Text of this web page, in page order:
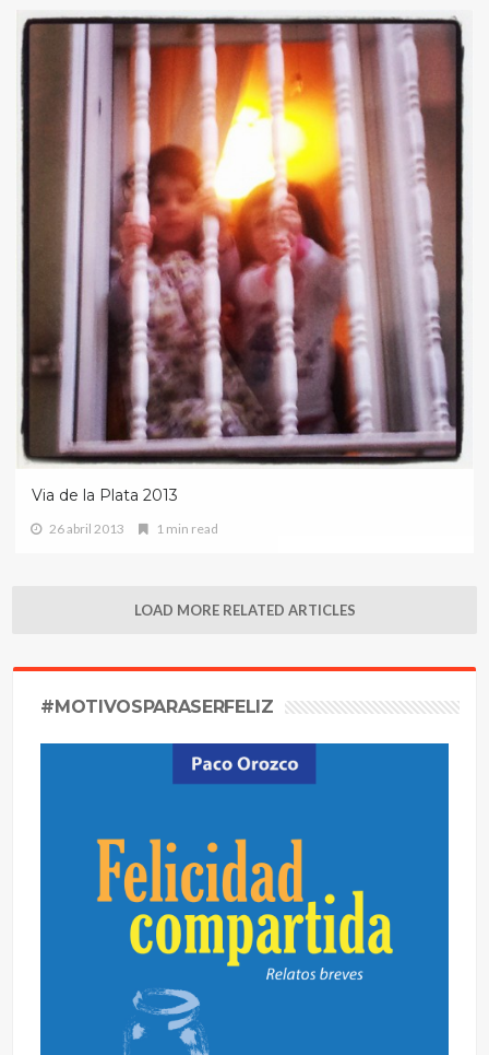
Via de la Plata 2013
26 abril 2013 1 min read
LOAD MORE RELATED ARTICLES
#MOTIVOSPARASERFELIZ